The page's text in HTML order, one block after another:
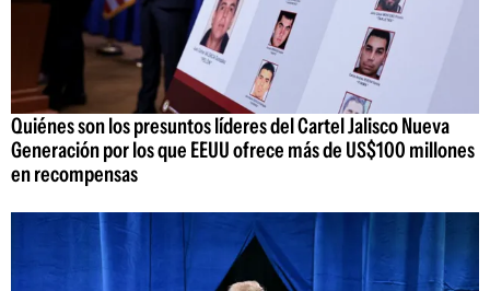
Quiénes son los presuntos líderes del Cartel Jalisco Nueva
Generación por los que EEUU ofrece más de US$100 millones
en recompensas